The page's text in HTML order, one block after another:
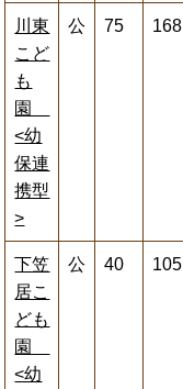
川東
こど
も
園
<幼
保連
携型
>
公 75 168
下笠
居こ
ども
園
<幼
公 40 105